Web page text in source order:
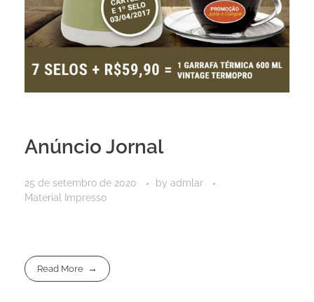
Anúncio Jornal
25 de setembro de 2020 by admlar
Material Impresso
Read More